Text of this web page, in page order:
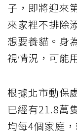
子，即將迎來
來家裡不排除
想要養貓。身
視情況，可能
根據北市動保
已經有21.8萬
均每4個家庭